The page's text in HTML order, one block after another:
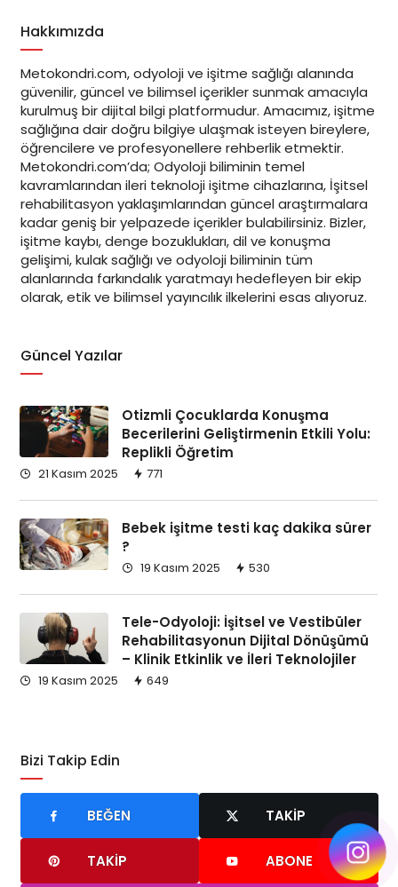
Hakkımızda
Metokondri.com, odyoloji ve işitme sağlığı alanında
güvenilir, güncel ve bilimsel içerikler sunmak amacıyla
kurulmuş bir dijital bilgi platformudur. Amacımız, işitme
sağlığına dair doğru bilgiye ulaşmak isteyen bireylere,
öğrencilere ve profesyonellere rehberlik etmektir.
Metokondri.com’da; Odyoloji biliminin temel
kavramlarından ileri teknoloji işitme cihazlarına, İşitsel
rehabilitasyon yaklaşımlarından güncel araştırmalara
kadar geniş bir yelpazede içerikler bulabilirsiniz. Bizler,
işitme kaybı, denge bozuklukları, dil ve konuşma
gelişimi, kulak sağlığı ve odyoloji biliminin tüm
alanlarında farkındalık yaratmayı hedefleyen bir ekip
olarak, etik ve bilimsel yayıncılık ilkelerini esas alıyoruz.
Güncel Yazılar
Otizmli Çocuklarda Konuşma
Becerilerini Geliştirmenin Etkili Yolu:
Replikli Öğretim
21 Kasım 2025 771
Bebek işitme testi kaç dakika sürer
?
19 Kasım 2025 530
Tele-Odyoloji: İşitsel ve Vestibüler
Rehabilitasyonun Dijital Dönüşümü
– Klinik Etkinlik ve İleri Teknolojiler
19 Kasım 2025 649
Bizi Takip Edin
BEĞEN TAKIP
TAKIP ABONE